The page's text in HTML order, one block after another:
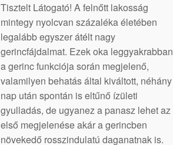
Tisztelt Látogató! A felnőtt lakosság
mintegy nyolcvan százaléka életében
legalább egyszer átélt nagy
gerincfájdalmat. Ezek oka leggyakrabban
a gerinc funkciója során megjelenő,
valamilyen behatás által kiváltott, néhány
nap után spontán is eltűnő ízületi
gyulladás, de ugyanez a panasz lehet az
első megjelenése akár a gerincben
növekedő rosszindulatú daganatnak is.